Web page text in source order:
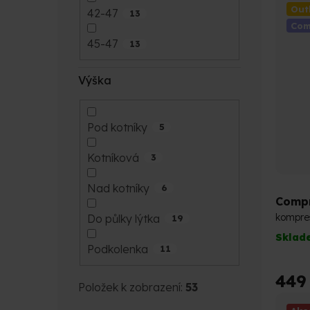
42-47 13
45-47 13
Výška
Pod kotníky 5
Kotníková 3
Nad kotníky 6
Do půlky lýtka 19
Podkolenka 11
Položek k zobrazení: 53